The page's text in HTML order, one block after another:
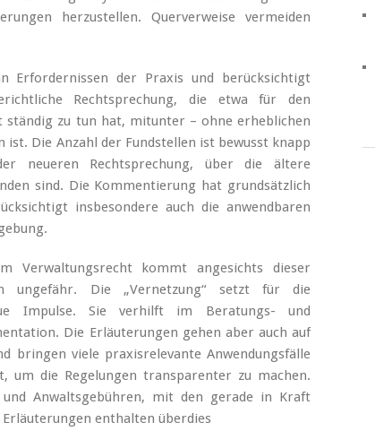
herzustellen. Querverweise vermeiden
Erfordernissen der Praxis und berücksichtigt
Rechtsprechung, die etwa für den
ständig zu tun hat, mitunter – ohne erheblichen
ist. Die Anzahl der Fundstellen ist bewusst knapp
neueren Rechtsprechung, über die ältere
sind. Die Kommentierung hat grundsätzlich
insbesondere auch die anwendbaren
Verwaltungsrecht kommt angesichts dieser
ungefähr. Die „Vernetzung“ setzt für die
Impulse. Sie verhilft im Beratungs- und
Die Erläuterungen gehen aber auch auf
bringen viele praxisrelevante Anwendungsfälle
um die Regelungen transparenter zu machen.
Anwaltsgebühren, mit den gerade in Kraft
enthalten überdies